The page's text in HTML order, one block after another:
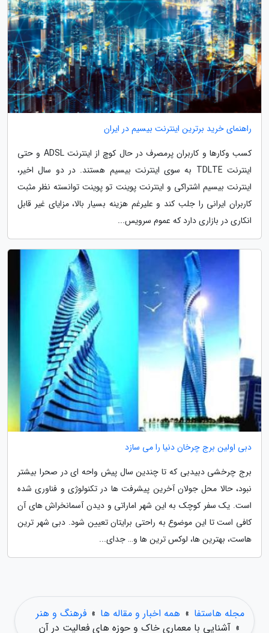
راهنمای خرید برترین اینترنت بیسیم در ایران
کسب وکارها و کاربران پرمصرف در حال کوچ از اینترنت ADSL و حتی
اینترنت TDLTE به سوی اینترنت بیسیم هستند. در دو سال اخیر،
اینترنت بیسیم اشتراکی و اینترنت پوینت تو پوینت توانسته نظر مثبت
کاربران ایرانی را جلب کند و علیرغم هزینه بسیار بالا، مزایای غیر قابل
انکاری در بازاری دارد که عموم سرویس...
دبی اولین برج چرخان دنیا را می سازد
برج چرخشی دبیدبی که تا چندین سال پیش واحه ای در صحرا بیشتر
نبود، حالا محل جولان آخرین پیشرفت ها در تکنولوژی و فناوری شده
است. یک سفر کوچک به این شهر اماراتی و دیدن آسمانخراش های آن
کافی است تا این موضوع به راحتی برایتان تعیین شود. دبی شهر ترین
هاست، بهترین ها، لوکس ترین ها و… جدای...
مجله هاستفا » همه اخبار و مقاله ها » فرهنگ و هنر
» آشنایی با معماری خاک و حوزه های فعالیت در آن